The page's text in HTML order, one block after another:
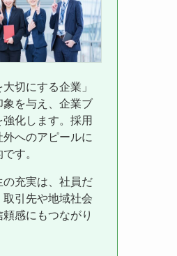
大切にする企業」
象を与え、企業ブ
強化します。採用
外へのアピールに
す。
の充実は、社員だ
取引先や地域社会
感にもつながり